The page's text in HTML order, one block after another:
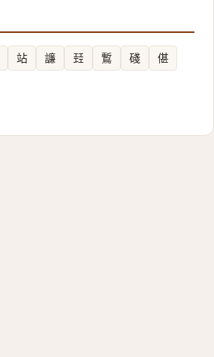
站 譧 㠭 䳻 碊
偡